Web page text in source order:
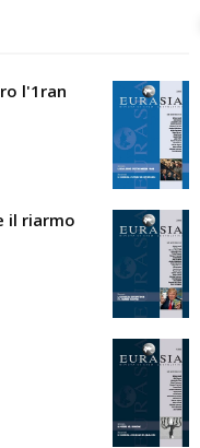
l'1ran
il riarmo